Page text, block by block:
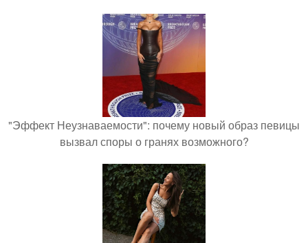
"Эффект Неузнаваемости": почему новый образ певицы
вызвал споры о гранях возможного?